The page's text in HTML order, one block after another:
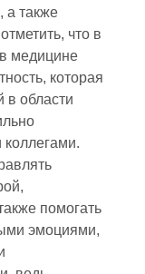
а также
что в
медицине
которая
в области
коллегами.
помогать
эмоциями,